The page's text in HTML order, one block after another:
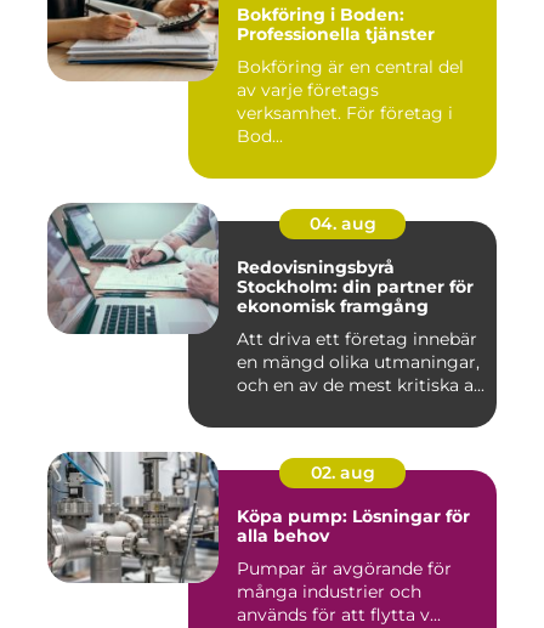
Bokföring i Boden:
Professionella tjänster
Bokföring är en central del
av varje företags
verksamhet. För företag i
Bod...
04. aug
Redovisningsbyrå
Stockholm: din partner för
ekonomisk framgång
Att driva ett företag innebär
en mängd olika utmaningar,
och en av de mest kritiska a...
02. aug
Köpa pump: Lösningar för
alla behov
Pumpar är avgörande för
många industrier och
används för att flytta v...